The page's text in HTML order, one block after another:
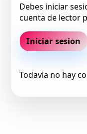
Debes iniciar
cuenta de lector
Iniciar sesion
Todavia no hay